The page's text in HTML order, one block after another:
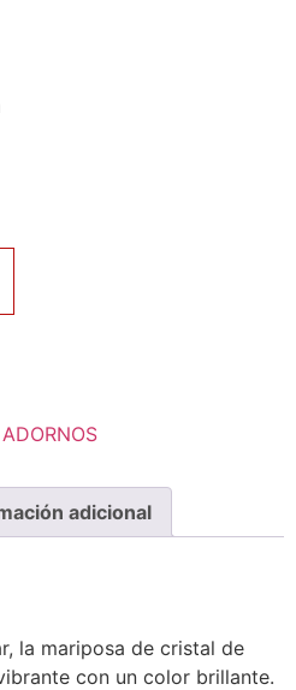
ADORNOS
adicional
la mariposa de cristal de
con un color brillante.